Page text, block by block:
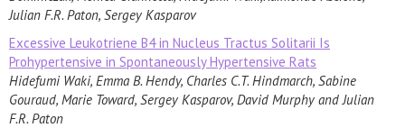
Julian F.R. Paton, Sergey Kasparov
Excessive Leukotriene B4 in Nucleus Tractus Solitarii Is
Prohypertensive in Spontaneously Hypertensive Rats
Hidefumi Waki, Emma B. Hendy, Charles C.T. Hindmarch, Sabine
Gouraud, Marie Toward, Sergey Kasparov, David Murphy and Julian
F.R. Paton